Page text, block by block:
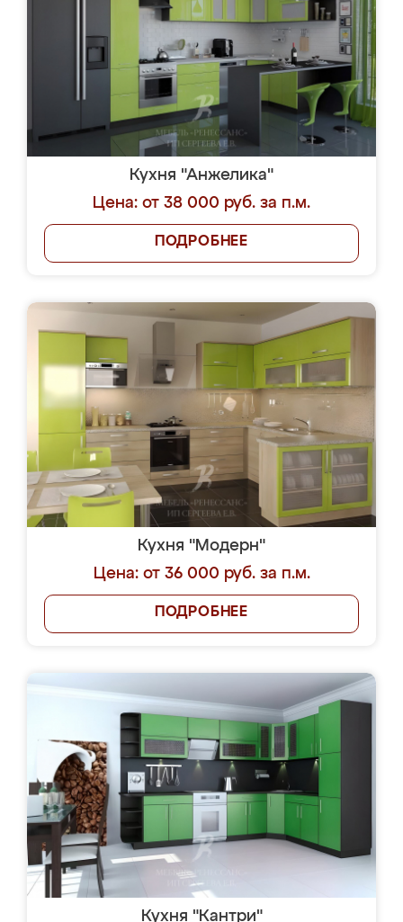
Кухня "Анжелика"
Цена: от 38 000 руб. за п.м.
ПОДРОБНЕЕ
Кухня "Модерн"
Цена: от 36 000 руб. за п.м.
ПОДРОБНЕЕ
Кухня "Кантри"